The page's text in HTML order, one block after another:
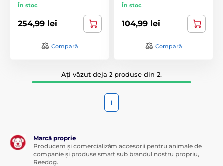
În stoc
254,99 lei
Compară
În stoc
104,99 lei
Compară
Ați văzut deja 2 produse din 2.
1
Marcă proprie
Producem și comercializăm accesorii pentru animale de
companie și produse smart sub brandul nostru propriu,
Reedog.